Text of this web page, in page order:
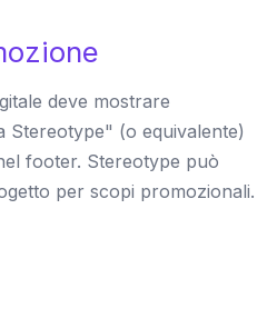
deve mostrare
Stereotype" (o equivalente)
footer. Stereotype può
per scopi promozionali.